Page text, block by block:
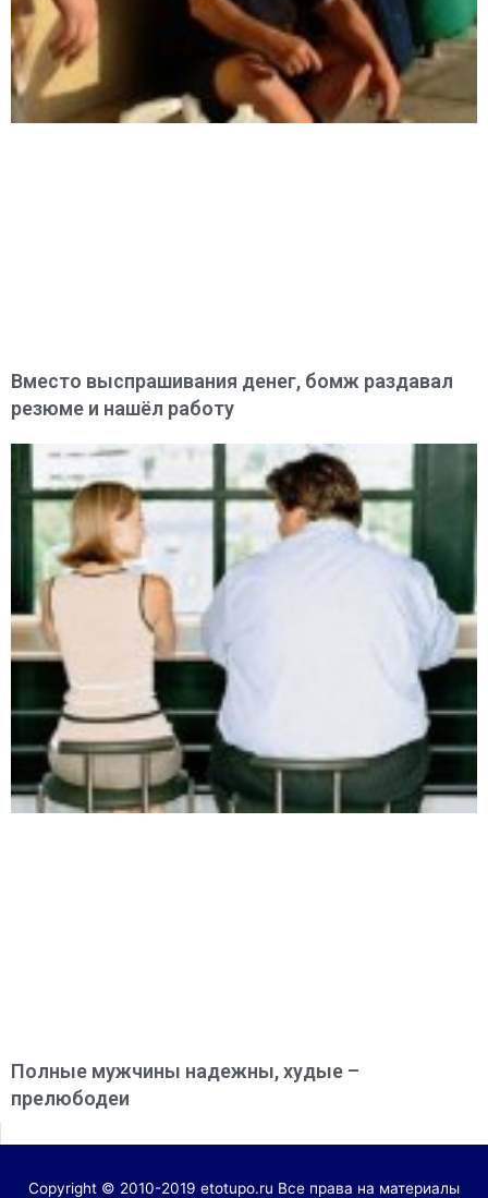
Вместо выспрашивания денег, бомж раздавал
резюме и нашёл работу
Полные мужчины надежны, худые –
прелюбодеи
Copyright © 2010-2019 etotupo.ru Все права на материалы